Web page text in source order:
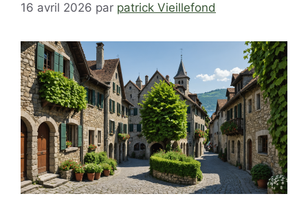
16 avril 2026 par patrick Vieillefond